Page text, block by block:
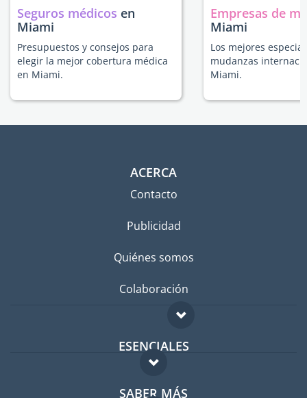
Seguros médicos en
Miami
Presupuestos y consejos para
elegir la mejor cobertura médica
en Miami.
Empresas de
Miami
Los mejores
mudanzas
Miami.
ACERCA
Contacto
Publicidad
Quiénes somos
Colaboración
ESENCIALES
Foro para expatriados
SABER MÁS